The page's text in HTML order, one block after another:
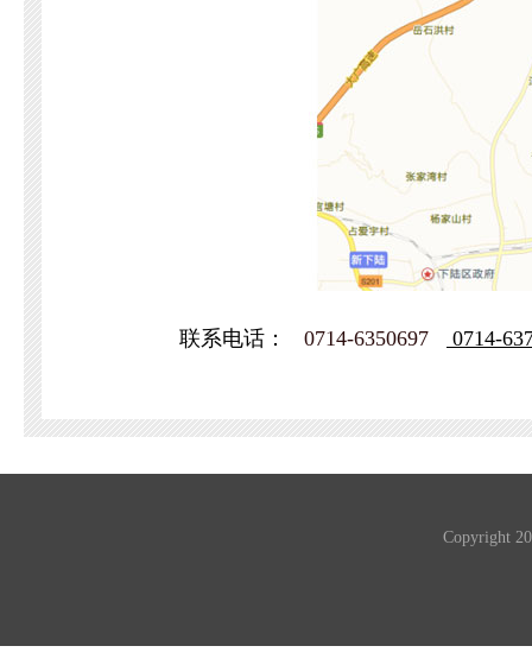
联系电话： 0714-6350697 0714-
Copyright